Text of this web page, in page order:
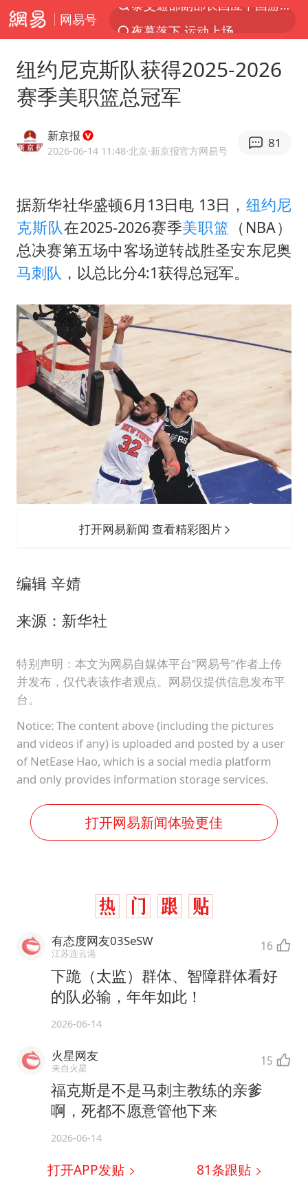
网易号
台风白海豚环流面积近似13个浙江
Meta被判支付5.67亿美元
47岁妈妈突然产女 26岁女儿：很震惊
日本广岛民众举行游行反对政府行径
实探山东最热的“中国蔬菜之乡”
女子开一天一夜空调后二氧化碳中毒
船舶避风项目停工 多地全力防台风
粉笔发布“自曝式”公开信
哈尔滨暴雨饭店门挡积水
奋进开新局 实干挑大梁
纽约尼克斯队获得2025-2026
赛季美职篮总冠军
新京报
2026-06-14 11:48·北京·新京报官方网易号
81
据新华社华盛顿6月13日电 13日， 纽约尼
克斯队在2025-2026赛季美职篮 （NBA）
总决赛第五场中客场逆转战胜圣安东尼奥
马刺队 ，以总比分4:1获得总冠军。
打开网易新闻 查看精彩图片
编辑 辛婧
来源：新华社
特别声明：本文为网易自媒体平台“网易号”作者上传
并发布，仅代表该作者观点。网易仅提供信息发布平
台。
Notice: The content above (including the pictures
and videos if any) is uploaded and posted by a user
of NetEase Hao, which is a social media platform
and only provides information storage services.
打开网易新闻体验更佳
有态度网友03SeSW
江苏连云港 16
下跪（太监）群体、智障群体看好
的队必输，年年如此！
2026-06-14
火星网友
来自火星 15
福克斯是不是马刺主教练的亲爹
啊，死都不愿意管他下来
2026-06-14
打开APP发贴 81条跟贴